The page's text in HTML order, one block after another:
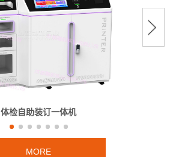
体检自助装订一体机
MORE